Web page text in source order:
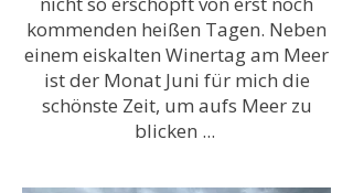
kommenden heißen Tagen. Neben
einem eiskalten Winertag am Meer
ist der Monat Juni für mich die
schönste Zeit, um aufs Meer zu
blicken ...